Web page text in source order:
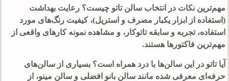
مهم‌ترین نکات در انتخاب سالن تاتو چیست؟ رعایت بهداشت
(استفاده از ابزار یکبار مصرف و استریل)، کیفیت رنگ‌های مورد
استفاده، تجربه و سابقه تاتوکار، و مشاهده نمونه کارهای واقعی از
مهم‌ترین فاکتورها هستند.
آیا تاتو در این سالن‌ها با درد همراه است؟ بسیاری از سالن‌های
حرفه‌ای معرفی شده مانند سالن بانو افضلی و سالن مینو، از